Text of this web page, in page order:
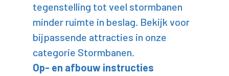
tegenstelling tot veel stormbanen
minder ruimte in beslag. Bekijk voor
bijpassende attracties in onze
categorie Stormbanen.
Op- en afbouw instructies